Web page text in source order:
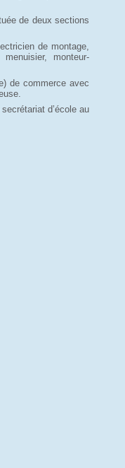
de deux sections
de montage,
monteur-
de commerce avec
d’école au